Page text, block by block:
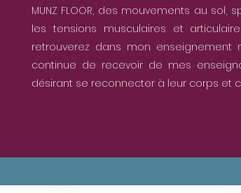
MUNZ FLOOR, des mouvements au
les tensions musculaires et
retrouverez dans mon
continue de recevoir de mes
désirant se reconnecter à leur corps et